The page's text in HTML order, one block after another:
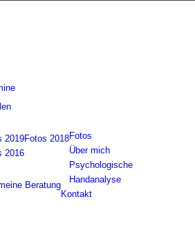
Fotos
2019Fotos 2018
2016
Über mich
Beratung
Psychologische
Handanalyse
Kontakt